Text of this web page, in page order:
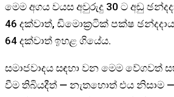
මෙම අගය වයස අවුරුදු 30 ට අඩු
46 දක්වාත්, ඩිමොක්‍රටික් පක්ෂ
64 දක්වාත් ඉහළ ගියේය.
සමාජවාදය සඳහා වන මෙම
වීම තිබියදීත් — නැතහොත් එය නිසාම